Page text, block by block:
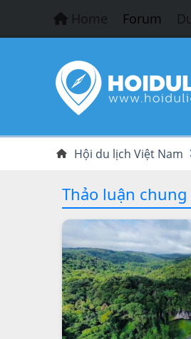
Home Forum
Hội du lịch Việt Nam
Thảo luận chung